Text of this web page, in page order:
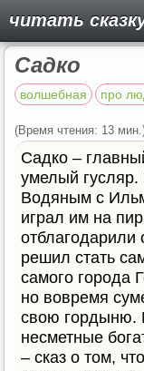
читать
Садко
волшебная про
(Время чтения: 13
Садко –
умелый
Водяным с
играл им на
отблагодарили
решил стать
самого города
но вовремя
свою гордыню.
несметные
– сказ о том,